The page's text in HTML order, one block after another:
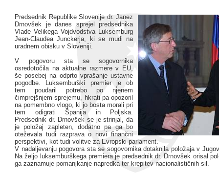
Predsednik Republike Slovenije dr. Janez
Drnovšek je danes sprejel predsednika
Vlade Velikega Vojdvodstva Luksemburg
Jean-Claudea Junckerja, ki se mudi na
uradnem obisku v Sloveniji.
V pogovoru sta se sogovornika
osredotočila na aktualne razmere v EU,
še posebej na odprto vprašanje ustavne
pogodbe. Luksemburški premier je ob
tem poudaril potrebo po njenem
čimprejšnjem sprejemu, hkrati pa opozoril
na pomembno vlogo, ki jo bosta morali pri
tem odigrati Španija in Poljska.
Predsednik dr. Drnovšek se je strinjal, da
je položaj zapleten, dodatno pa ga bo
oteževala tudi razprava o novi finančni
perspektivi, kot tudi volitve za Evropski parlament.
V nadaljevanju pogovora sta se sogovornika dotaknila položaja v
Na željo luksemburškega premiera je predsednik dr. Drnovšek orisal
ga zaznamuje pomanjkanje napredka ter krepitev nacionalističnih sil.